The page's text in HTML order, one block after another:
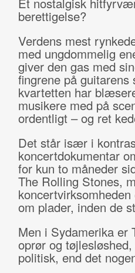
berettigelse?
Verdens mest
med ungdommelig
giver den gas med
fingrene på
kvartetten har
musikere med på
ordentligt – og ret
Det står især i
koncertdokumentar
for kun to måneder
The Rolling Stones,
om plader, inden de
Men i Sydamerika er
oprør og
politisk, end det